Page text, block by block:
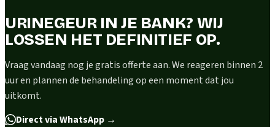
URINEGEUR IN JE BANK? WIJ
LOSSEN HET DEFINITIEF OP.
Vraag vandaag nog je gratis offerte aan. We reageren binnen 2
uur en plannen de behandeling op een moment dat jou
uitkomt.
Direct via WhatsApp →